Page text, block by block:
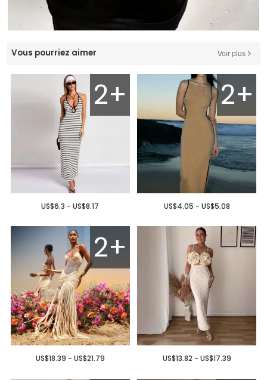
Vous pourriez aimer Voir plus
2+
US$6.3 - US$8.17
2+
US$4.05 - US$5.08
2+
US$18.39 - US$21.79 US$13.82 - US$17.39